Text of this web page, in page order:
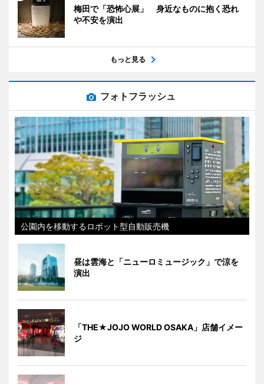
梅田で「恐怖心展」 身近なものに抱く恐れ
や不安を演出
もっと見る
フォトフラッシュ
公園内を移動するロボット型自動販売機
昼は雲海と「ニューロミュージック」で涼を
演出
「THE★JOJO WORLD OSAKA」店舗イメー
ジ